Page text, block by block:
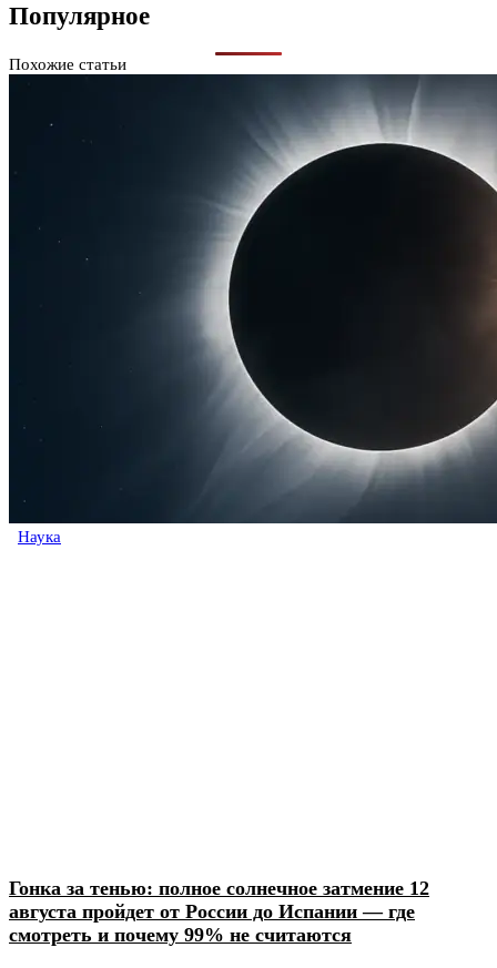
Популярное
Похожие статьи
Наука
Гонка за тенью: полное солнечное затмение 12
августа пройдет от России до Испании — где
смотреть и почему 99% не считаются